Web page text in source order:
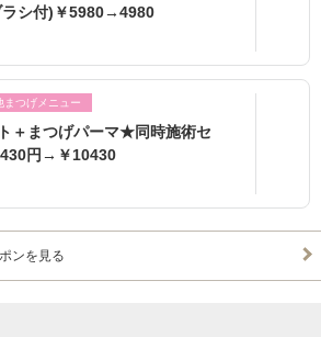
ラシ付)￥5980→4980
まつげメニュー
＋まつげパーマ★同時施術セ
円→￥10430
ンを見る